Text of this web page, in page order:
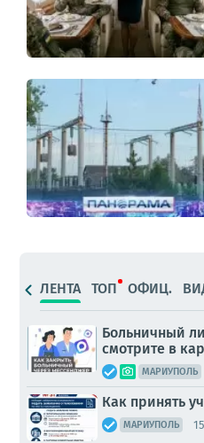
ЛЕНТА ТОП ОФИЦ.
Больничный
смотрите в
МАРИУПОЛЬ
Как принять
МАРИУПОЛЬ